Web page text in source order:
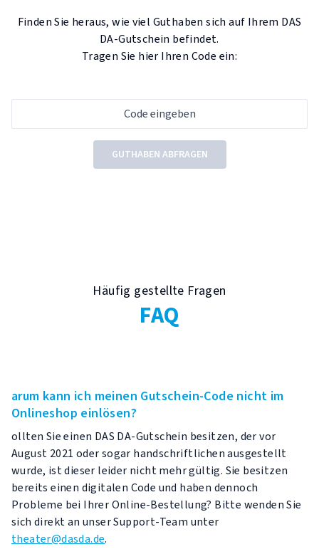
Finden Sie heraus, wie viel Guthaben sich auf Ihrem DAS
DA-Gutschein befindet.
Tragen Sie hier Ihren Code ein:
GUTHABEN ABFRAGEN
Häufig gestellte Fragen
FAQ
arum kann ich meinen Gutschein-Code nicht im
Onlineshop einlösen?
ollten Sie einen DAS DA-Gutschein besitzen, der vor
August 2021 oder sogar handschriftlichen ausgestellt
wurde, ist dieser leider nicht mehr gültig. Sie besitzen
bereits einen digitalen Code und haben dennoch
Probleme bei Ihrer Online-Bestellung? Bitte wenden Sie
sich direkt an unser Support-Team unter
theater@dasda.de.